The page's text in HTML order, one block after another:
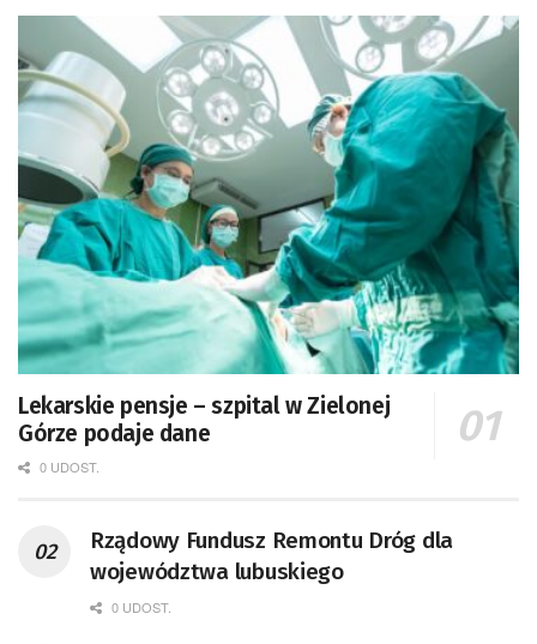
Lekarskie pensje – szpital w Zielonej
Górze podaje dane
0 UDOST.
Rządowy Fundusz Remontu Dróg dla
województwa lubuskiego
0 UDOST.